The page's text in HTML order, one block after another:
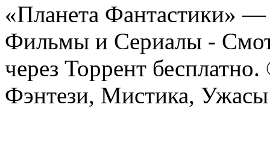
«Планета Фантастики»
Фильмы и Сериалы -
через Торрент
Фэнтези, Мистика,